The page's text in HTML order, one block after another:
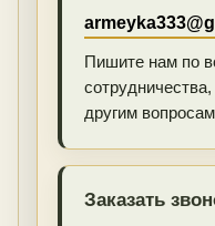
Пишите нам по
другим
Заказать